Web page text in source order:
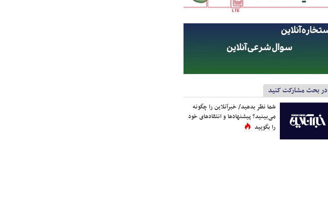
در بحث مشارکت کنید
شما نظر بدهید/ خبرآنلاین را چگونه
می‌بینید؟ پیشنهادها و انتقادهای خود
را بگویید